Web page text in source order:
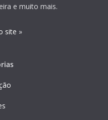
e muito mais.
site »